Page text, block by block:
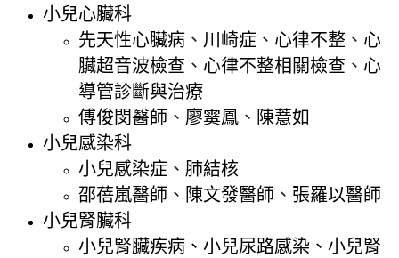
小兒心臟科
先天性心臟病 、 川崎症 、 心律不整 、 心
臟超音波檢查 、 心律不整相關檢查 、 心
導管診斷與治療
傅俊閔醫師 、 廖霙鳳 、 陳薏如
小兒感染科
小兒感染症 、 肺結核
邵蓓嵐醫師 、 陳文發醫師 、 張羅以醫師
小兒腎臟科
小兒腎臟疾病、小兒尿路感染、小兒腎